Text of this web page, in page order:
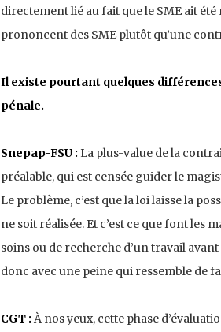
directement lié au fait que le SME ait
prononcent des SME plutôt qu’une
Il existe pourtant quelques
pénale.
Snepap-FSU : La plus-value de la
préalable, qui est censée guider le
Le problème, c’est que la loi laisse la
ne soit réalisée. Et c’est ce que font
soins ou de recherche d’un travail
donc avec une peine qui ressemble de
CGT : À nos yeux, cette phase